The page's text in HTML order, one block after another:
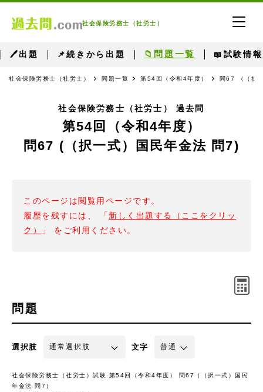
社会保険労務士（社労士）
🖊出題 📌続きから出題 📁問題一覧 📖試験情報
社会保険労務士（社労士） 問題一覧 第54回（令和4年度） 問67 （（択
社会保険労務士（社労士） 過去問
第54回（令和4年度）
問67 (（択一式）国民年金法 問7)
このページは閲覧用ページです。
履歴を残すには、 「 新しく出題する（ここをクリッ
ク）
」 をご利用ください。
問題
選択肢 文字
社会保険労務士（社労士）試験 第54回（令和4年度） 問67（（択一式）国民
年金法 問7）